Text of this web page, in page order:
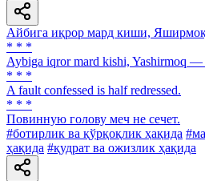
Айбига иқрор мард киши,
* * *
Aybiga iqror mard kishi, Yashirmoq —
* * *
A fault confessed is half redressed.
* * *
Повинную голову меч не сечет.
#ботирлик ва қўрқоқлик ҳақида
ҳақида #қудрат ва ожизлик ҳақида